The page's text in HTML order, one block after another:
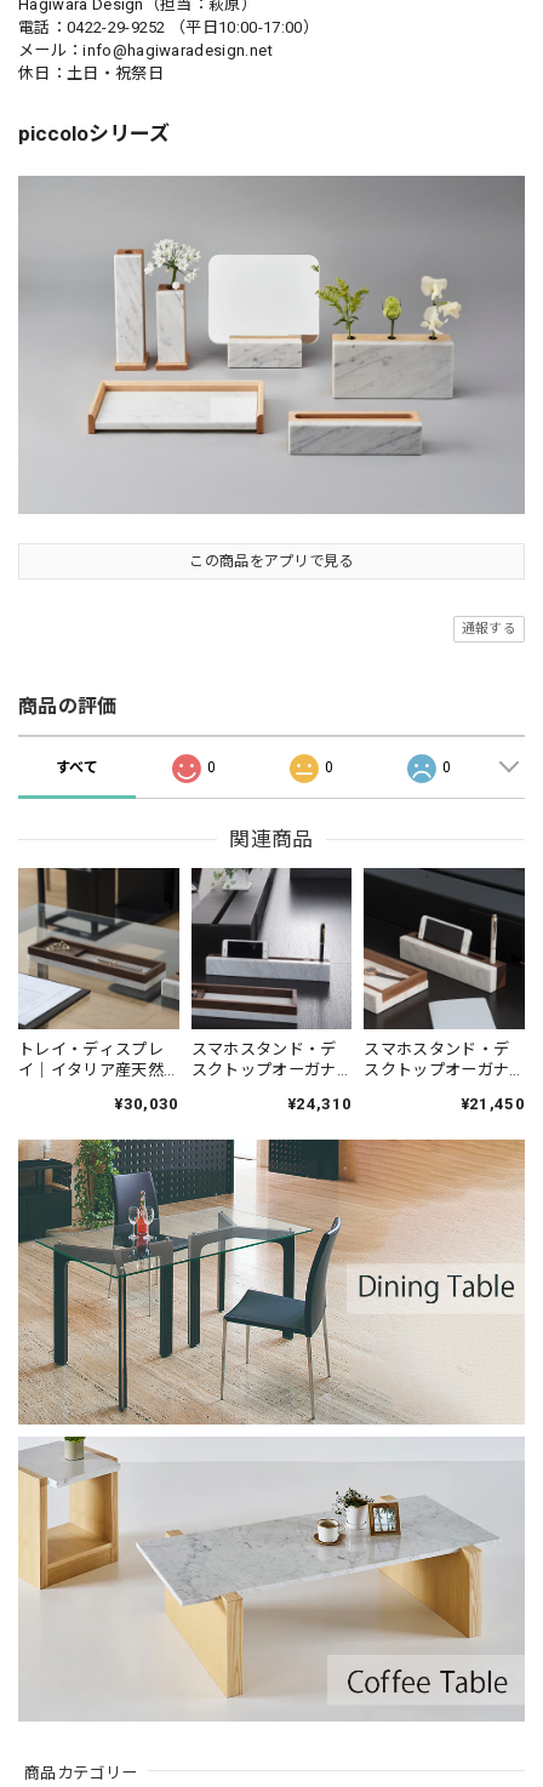
商品カテゴリー
Hagiwara Design（担当：萩原）
電話：0422-29-9252 （平日10:00-17:00）
メール：info@hagiwaradesign.net
休日：土日・祝祭日
piccoloシリーズ
この商品をアプリで見る
通報する
商品の評価
すべて 0 0 0
関連商品
トレイ・ディスプレ
イ｜イタリア産天然
¥30,030
スマホスタンド・デ
スクトップオーガナ
天然大理石 ホワイト
¥24,310
スマホスタンド・デ
スクトップオーガナ
天然大理石 ホワイト
¥21,450